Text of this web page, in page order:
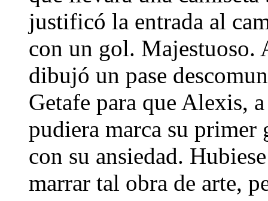
justificó la entrada al
con un gol. Majestuoso.
dibujó un pase
Getafe para que Alexis,
pudiera marca su
con su ansiedad.
marrar tal obra de arte,